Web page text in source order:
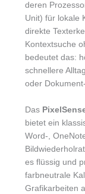
deren
Unit) für lokale
direkte
Kontextsuche
bedeutet das:
schnellere
oder
Das
bietet ein
Word-,
es flüssig und
farbneutrale
Grafikarbeiten